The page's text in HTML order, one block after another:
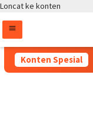
Loncat ke konten
Konten Spesial